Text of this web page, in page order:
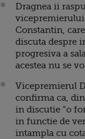
Dragnea ii
Constantin,
discuta despre
progresiva a
acestea nu se
Vicepremierul
confirma ca,
in discutie “o
in functie de
intampla cu